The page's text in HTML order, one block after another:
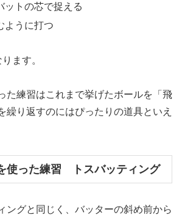
ットの芯で捉える
ように打つ
ます。
た練習はこれまで挙げたボールを「飛
繰り返すのにはぴったりの道具といえ
使った練習 トスバッティング
ングと同じく、バッターの斜め前から